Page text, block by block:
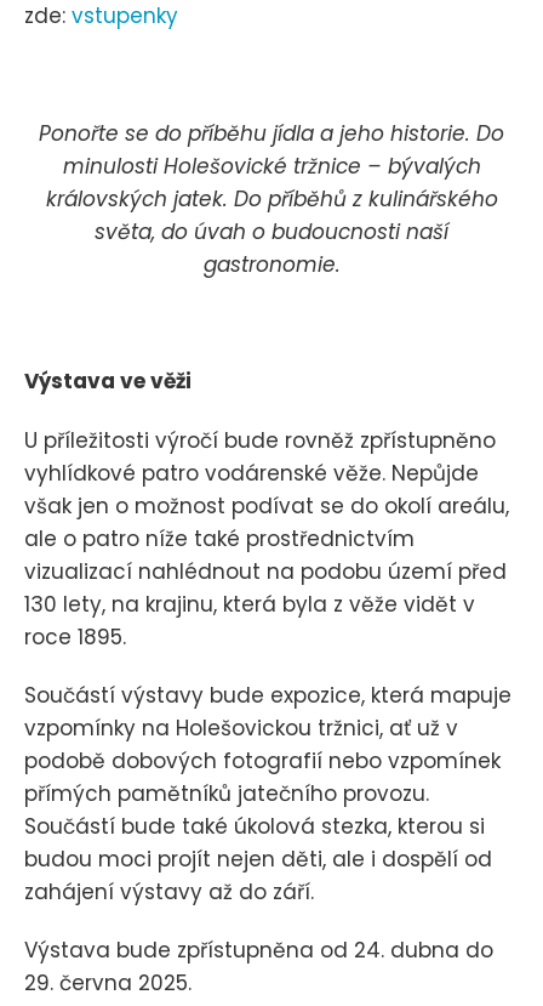
zde: vstupenky
Ponořte se do příběhu jídla a jeho historie. Do
minulosti Holešovické tržnice – bývalých
královských jatek. Do příběhů z kulinářského
světa, do úvah o budoucnosti naší
gastronomie.
Výstava ve věži
U příležitosti výročí bude rovněž zpřístupněno
vyhlídkové patro vodárenské věže. Nepůjde
však jen o možnost podívat se do okolí areálu,
ale o patro níže také prostřednictvím
vizualizací nahlédnout na podobu území před
130 lety, na krajinu, která byla z věže vidět v
roce 1895.
Součástí výstavy bude expozice, která mapuje
vzpomínky na Holešovickou tržnici, ať už v
podobě dobových fotografií nebo vzpomínek
přímých pamětníků jatečního provozu.
Součástí bude také úkolová stezka, kterou si
budou moci projít nejen děti, ale i dospělí od
zahájení výstavy až do září.
Výstava bude zpřístupněna od 24. dubna do
29. června 2025.